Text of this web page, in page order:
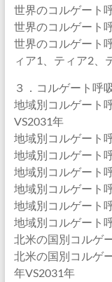
世界のコルゲート
世界のコルゲート
世界のコルゲート
ィア1、ティア2、
３．コルゲート呼
地域別コルゲート
VS2031年
地域別コルゲート
地域別コルゲート
地域別コルゲート
地域別コルゲート
地域別コルゲート
地域別コルゲート
北米の国別コルゲ
北米の国別コルゲ
年VS2031年